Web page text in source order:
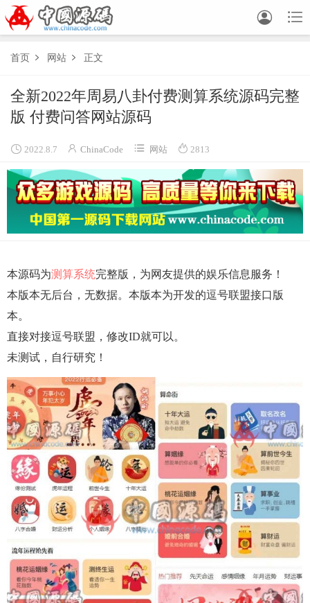


首页  网站  正文
全新2022年周易八卦付费测算系统源码完整
版 付费问答网站源码
 2022.8.7  ChinaCode  网站  2813
本源码为测算系统完整版，为网友提供的娱乐信息服务！
本版本无后台，无数据。本版本为开发的逗号联盟接口版
本。
直接对接逗号联盟，修改ID就可以。
未测试，自行研究！